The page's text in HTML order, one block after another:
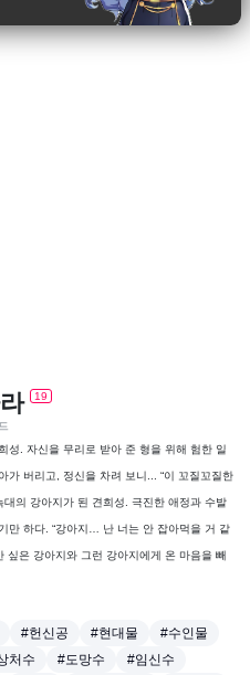
19
성. 자신을 무리로 받아 준 형을 위해 험한 일
가 버리고, 정신을 차려 보니... “이 꼬질꼬질한
대의 강아지가 된 견희성. 극진한 애정과 수발
만 하다. “강아지… 난 너는 안 잡아먹을 거 같
싶은 강아지와 그런 강아지에게 온 마음을 빼
#헌신공 #현대물
#수인물
처수 #도망수
#임신수